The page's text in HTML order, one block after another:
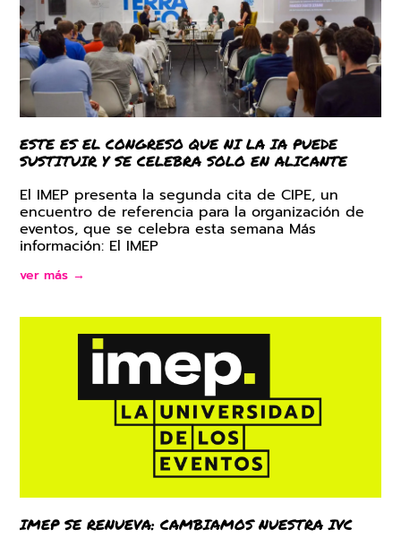
ESTE ES EL CONGRESO QUE NI LA IA PUEDE
SUSTITUIR Y SE CELEBRA SOLO EN ALICANTE
El IMEP presenta la segunda cita de CIPE, un
encuentro de referencia para la organización de
eventos, que se celebra esta semana Más
información: El IMEP
ver más →
IMEP SE RENUEVA: CAMBIAMOS NUESTRA IVC